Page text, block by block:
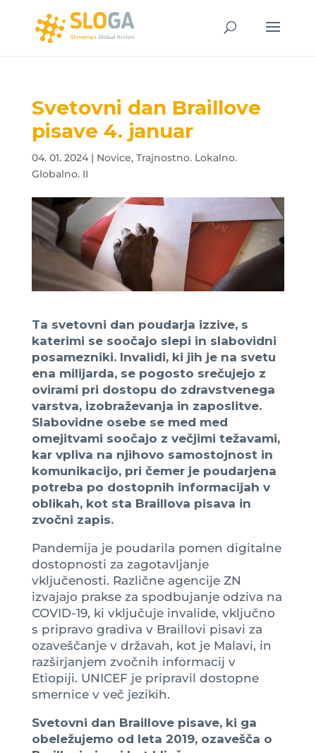
Svetovni dan Braillove
pisave 4. januar
04. 01. 2024| Novice, Trajnostno. Lokalno.
Globalno. II
Ta svetovni dan poudarja izzive, s
katerimi se soočajo slepi in slabovidni
posamezniki. Invalidi, ki jih je na svetu
ena milijarda, se pogosto srečujejo z
ovirami pri dostopu do zdravstvenega
varstva, izobraževanja in zaposlitve.
Slabovidne osebe se med med
omejitvami soočajo z večjimi težavami,
kar vpliva na njihovo samostojnost in
komunikacijo, pri čemer je poudarjena
potreba po dostopnih informacijah v
oblikah, kot sta Braillova pisava in
zvočni zapis.
Pandemija je poudarila pomen digitalne
dostopnosti za zagotavljanje
vključenosti. Različne agencije ZN
izvajajo prakse za spodbujanje odziva na
COVID-19, ki vključuje invalide, vključno
s pripravo gradiva v Braillovi pisavi za
ozaveščanje v državah, kot je Malavi, in
razširjanjem zvočnih informacij v
Etiopiji. UNICEF je pripravil dostopne
smernice v več jezikih.
Svetovni dan Braillove pisave, ki ga
obeležujemo od leta 2019, ozavešča o